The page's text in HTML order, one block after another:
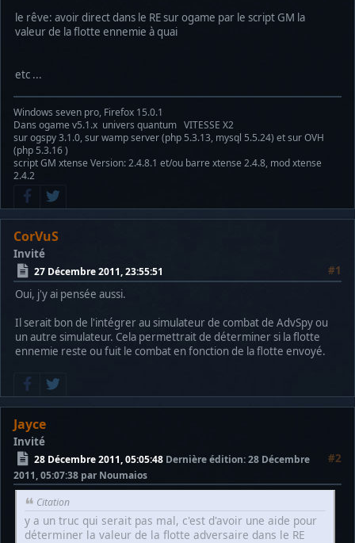
le rêve: avoir direct dans le RE sur ogame par le script GM la
valeur de la flotte ennemie à quai
etc ...
Windows seven pro, Firefox 15.0.1
Dans ogame v5.1.x univers quantum VITESSE X2
sur ogspy 3.1.0, sur wamp server (php 5.3.13, mysql 5.5.24) et sur OVH
(php 5.3.16 )
script GM xtense Version: 2.4.8.1 et/ou barre xtense 2.4.8, mod xtense
2.4.2
CorVuS
Invité
27 Décembre 2011, 23:55:51
#1
Oui, j'y ai pensée aussi.
Il serait bon de l'intégrer au simulateur de combat de AdvSpy ou
un autre simulateur. Cela permettrait de déterminer si la flotte
ennemie reste ou fuit le combat en fonction de la flotte envoyé.
Jayce
Invité
28 Décembre 2011, 05:05:48 #2
Dernière édition: 28 Décembre
2011, 05:07:38 par Noumaios
Citation
y a un truc qui serait pas mal, c'est d'avoir une aide pour
déterminer la valeur de la flotte adversaire dans le RE